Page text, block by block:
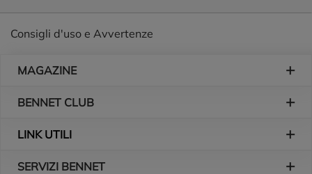
Consigli d'uso e Avvertenze
MAGAZINE
BENNET CLUB
LINK UTILI
SERVIZI BENNET